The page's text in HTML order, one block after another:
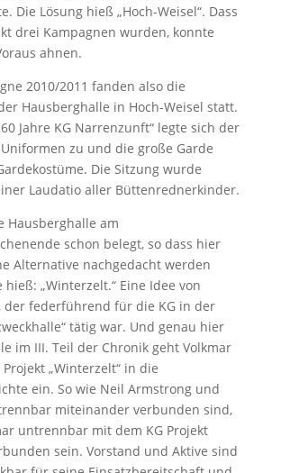
Die Lösung hieß „Hoch-Weisel“. Dass
drei Kampagnen wurden, konnte
ahnen.
2010/2011 fanden also die
Hausberghalle in Hoch-Weisel statt.
Jahre KG Narrenzunft“ legte sich der
zu und die große Garde
Die Sitzung wurde
Laudatio aller Büttenrednerkinder.
Hausberghalle am
schon belegt, so dass hier
Alternative nachgedacht werden
hieß: „Winterzelt.“ Eine Idee von
der federführend für die KG in der
tätig war. Und genau hier
im III. Teil der Chronik geht Volkmar
„Winterzelt“ in die
ein. So wie Neil Armstrong und
miteinander verbunden sind,
untrennbar mit dem KG Projekt
sein. Vorstand und Aktive sind